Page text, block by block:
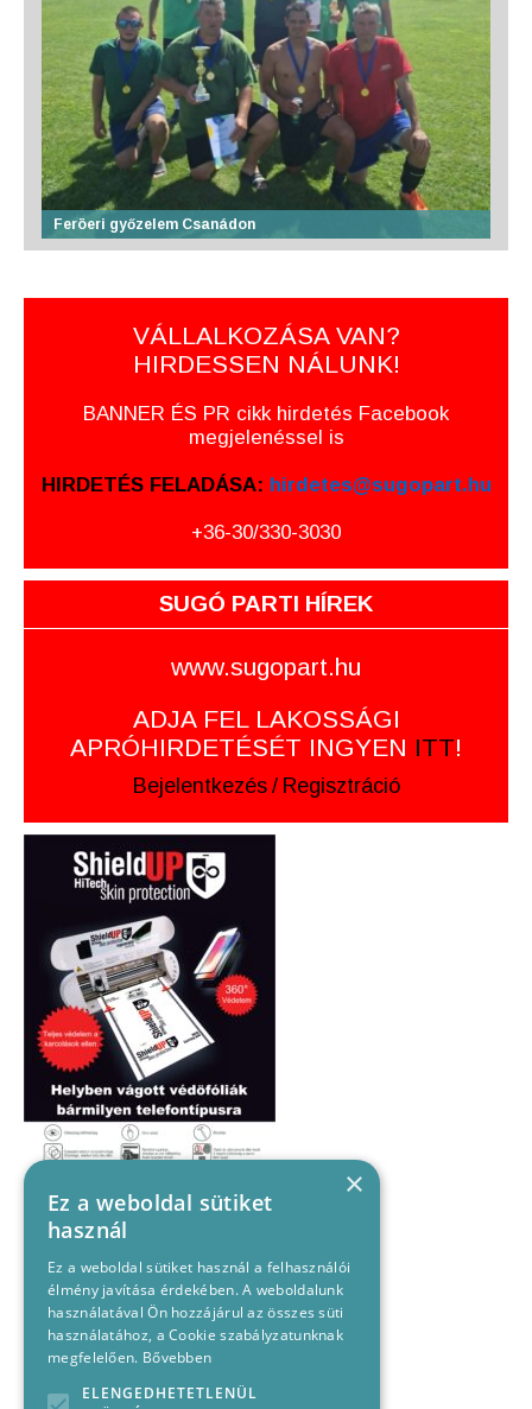
Feröeri győzelem Csanádon
VÁLLALKOZÁSA VAN?
HIRDESSEN NÁLUNK!
BANNER ÉS PR cikk hirdetés Facebook
megjelenéssel is
HIRDETÉS FELADÁSA: hirdetes@sugopart.hu
+36-30/330-3030
SUGÓ PARTI HÍREK
www.sugopart.hu
ADJA FEL LAKOSSÁGI
APRÓHIRDETÉSÉT INGYEN ITT!
Bejelentkezés / Regisztráció
×
Ez a weboldal sütiket
használ
Ez a weboldal sütiket használ a felhasználói
élmény javítása érdekében. A weboldalunk
használatával Ön hozzájárul az összes süti
használatához, a Cookie szabályzatunknak
megfelelően. Bővebben
ELENGEDHETETLENÜL